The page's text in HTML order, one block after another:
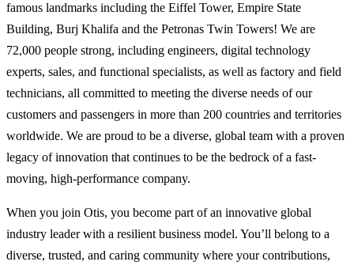
famous landmarks including the Eiffel Tower, Empire State
Building, Burj Khalifa and the Petronas Twin Towers! We are
72,000 people strong, including engineers, digital technology
experts, sales, and functional specialists, as well as factory and field
technicians, all committed to meeting the diverse needs of our
customers and passengers in more than 200 countries and territories
worldwide. We are proud to be a diverse, global team with a proven
legacy of innovation that continues to be the bedrock of a fast-
moving, high-performance company.
When you join Otis, you become part of an innovative global
industry leader with a resilient business model. You’ll belong to a
diverse, trusted, and caring community where your contributions,